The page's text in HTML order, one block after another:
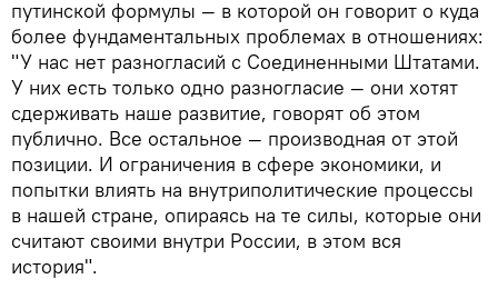
путинской формулы — в которой он говорит о куда
более фундаментальных проблемах в отношениях:
"У нас нет разногласий с Соединенными Штатами.
У них есть только одно разногласие — они хотят
сдерживать наше развитие, говорят об этом
публично. Все остальное — производная от этой
позиции. И ограничения в сфере экономики, и
попытки влиять на внутриполитические процессы
в нашей стране, опираясь на те силы, которые они
считают своими внутри России, в этом вся
история".